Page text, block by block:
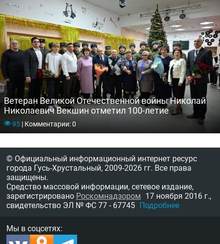
Ветеран Великой Отечественной войны Николай
Николаевич Векшин отметил 100-летие
95 |Комментарии: 0
© Официальный информационный интернет ресурс
города Гусь-Хрустальный, 2009-2026 гг. Все права
защищены.
Средство массовой информации, сетевое издание,
зарегистрировано Роскомнадзором 17 ноября 2016 г.,
свидетельство ЭЛ № ФС 77 - 67745 Подробнее
Мы в соцсетях: